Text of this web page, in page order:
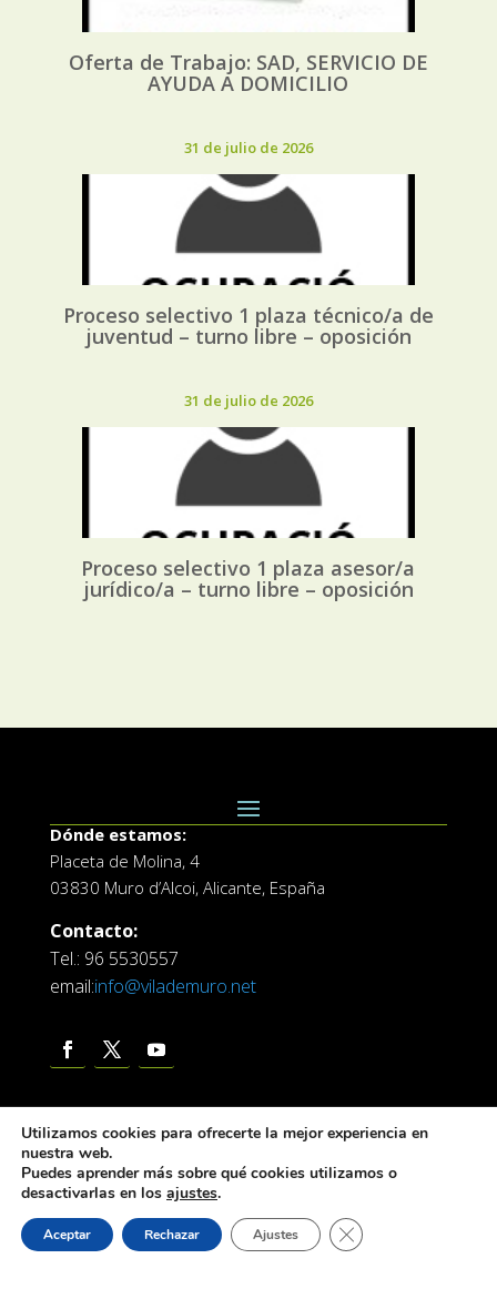
Oferta de Trabajo: SAD, SERVICIO DE
AYUDA A DOMICILIO
31 de julio de 2026
Proceso selectivo 1 plaza técnico/a de
juventud – turno libre – oposición
31 de julio de 2026
Proceso selectivo 1 plaza asesor/a
jurídico/a – turno libre – oposición
Dónde estamos:
Placeta de Molina, 4
03830 Muro d’Alcoi, Alicante, España
Contacto:
Tel.: 96 5530557
email:info@vilademuro.net
Web desarrollada por el Servicio de Informatica de
Diputación de Alicante
Utilizamos cookies para ofrecerte la mejor experiencia en
nuestra web.
Puedes aprender más sobre qué cookies utilizamos o
desactivarlas en los ajustes.
Aceptar Rechazar Ajustes Cerrar el banner de